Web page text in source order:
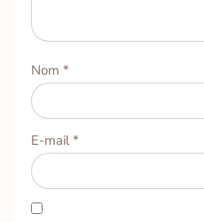
Nom *
E-mail*